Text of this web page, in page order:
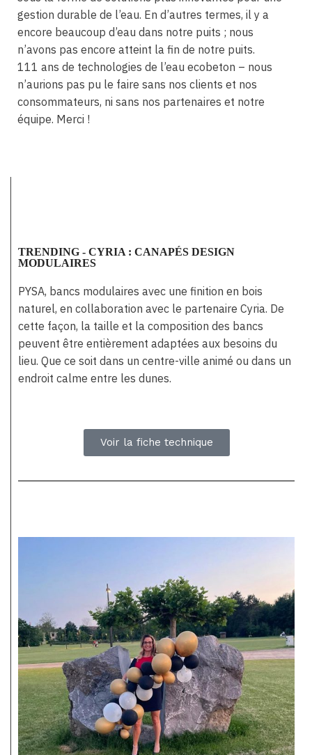
gestion durable de l’eau. En d’autres termes, il y a
encore beaucoup d’eau dans notre puits ; nous
n’avons pas encore atteint la fin de notre puits.
111 ans de technologies de l’eau ecobeton – nous
n’aurions pas pu le faire sans nos clients et nos
consommateurs, ni sans nos partenaires et notre
équipe. Merci !
TRENDING - CYRIA : CANAPÉS DESIGN
MODULAIRES
PYSA, bancs modulaires avec une finition en bois
naturel, en collaboration avec le partenaire Cyria. De
cette façon, la taille et la composition des bancs
peuvent être entièrement adaptées aux besoins du
lieu. Que ce soit dans un centre-ville animé ou dans un
endroit calme entre les dunes.
Voir la fiche technique